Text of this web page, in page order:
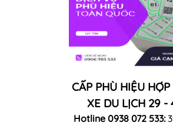
CẤP PHÙ HIỆU
XE DU LỊCH 29 -
Hotline 0938 072 533: